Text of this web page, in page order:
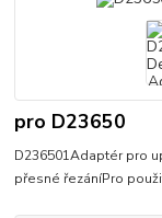
pro D23650
D236501Adaptér pro
přesné řezáníPro